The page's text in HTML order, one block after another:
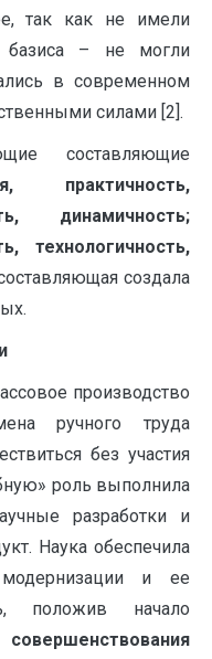
так как не имели
базиса – не могли
в современном
силами [2].
составляющие
практичность,
динамичность;
технологичность,
создала
производство
ручного труда
без участия
роль выполнила
разработки и
Наука обеспечила
модернизации и ее
положив начало